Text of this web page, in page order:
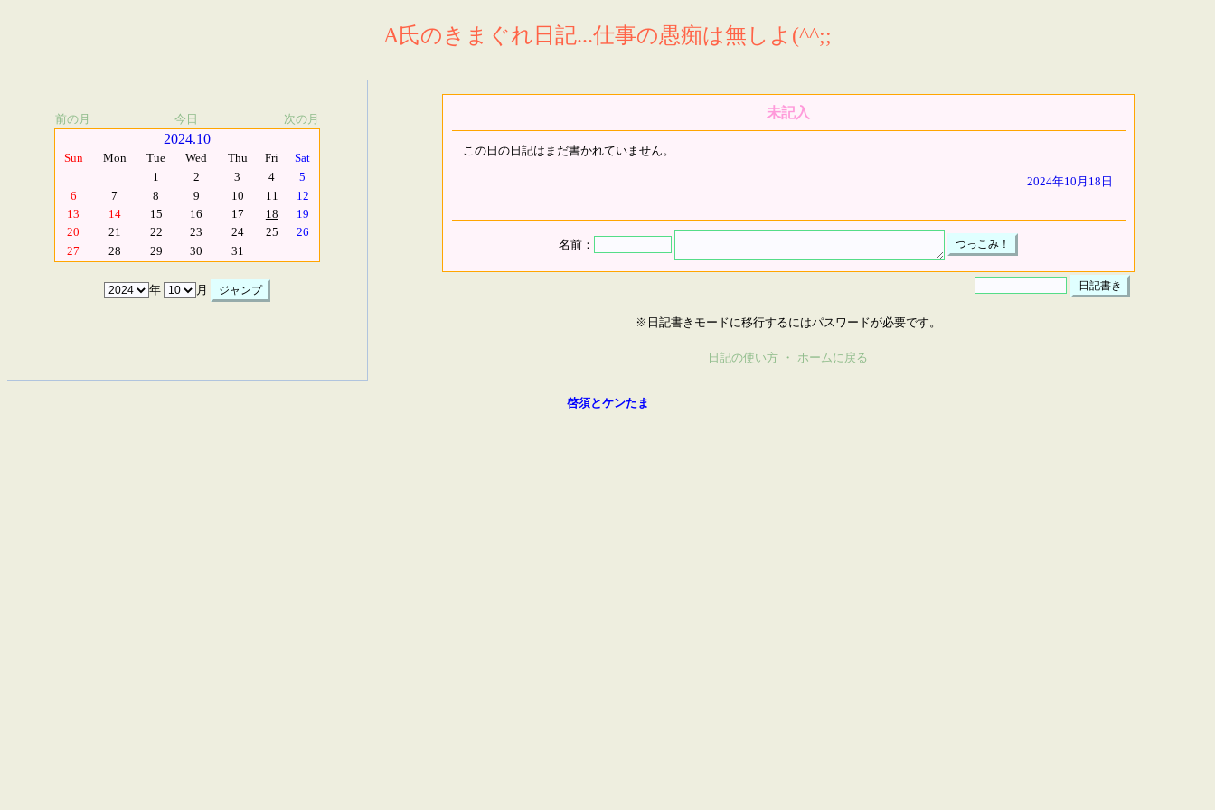
A氏のきまぐれ日記...仕事の愚痴は無しよ(^^;;
前の月 今日 次の月
2024.10
Sun Mon Tue Wed Thu Fri
Sat
1
2 3 4
5
6
7 8 9 10 11
12
13
14 15 16 17 18
19
20
21 22 23 24 25
26
27
28 29 30 31
年 月
未記入
この日の日記はまだ書かれていません。
2024年10月18日
名前：
※日記書きモードに移行するにはパスワードが必要です。
日記の使い方 ・ ホームに戻る
啓須とケンたま